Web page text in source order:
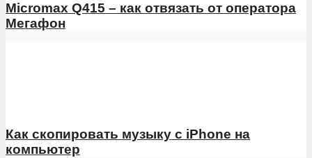
Micromax Q415 – как отвязать от оператора
Мегафон
Как скопировать музыку с iPhone на
компьютер